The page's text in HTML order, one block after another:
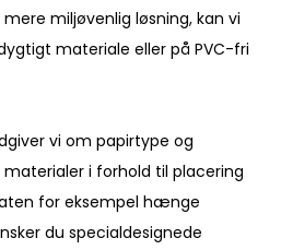
miljøvenlig løsning, kan vi
materiale eller på PVC-fri
vi om papirtype og
i forhold til placering
for eksempel hænge
du specialdesignede